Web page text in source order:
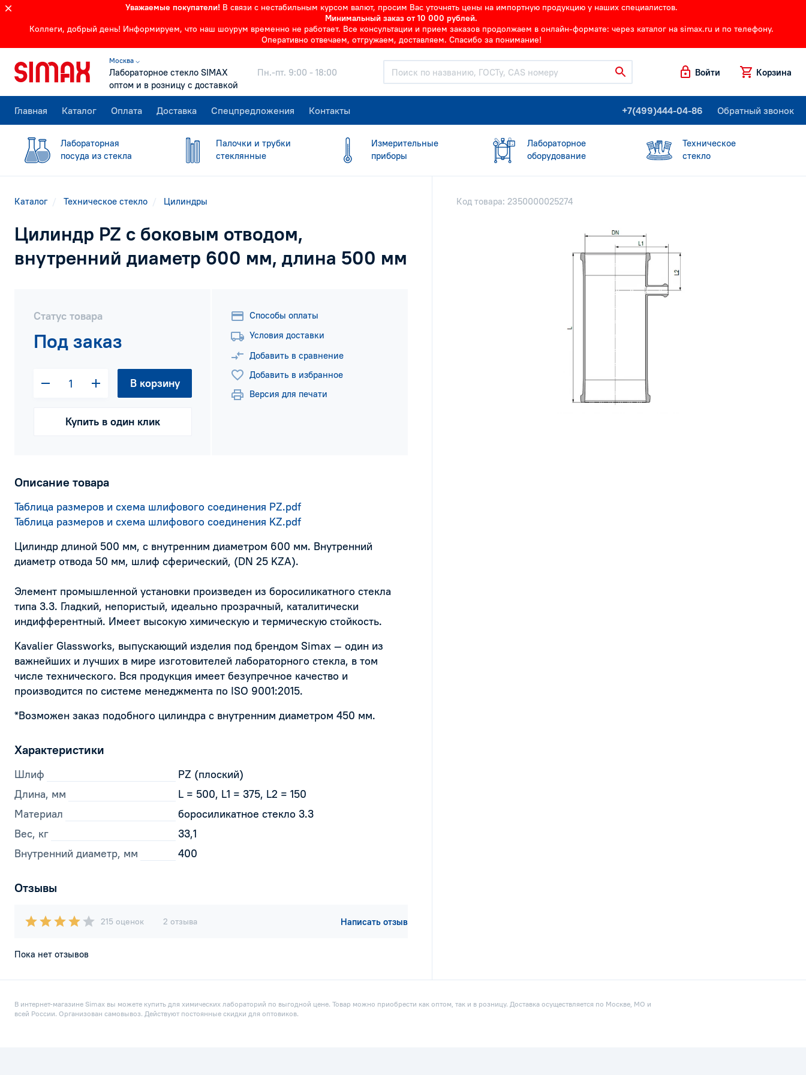
Уважаемые покупатели! В связи с нестабильным курсом валют, просим Вас уточнять цены на импортную продукцию у наших специалистов.
Минимальный заказ от 10 000 рублей.
Коллеги, добрый день! Информируем, что наш шоурум временно не работает. Все консультации и прием заказов продолжаем в онлайн-формате: через каталог на simax.ru и по телефону.
Оперативно отвечаем, отгружаем, доставляем. Спасибо за понимание!
Москва ⌵
Лабораторное стекло SIMAX
оптом и в розницу с доставкой
Пн.-пт. 9:00 - 18:00 Войти Корзина
Главная Каталог Оплата Доставка Спецпредложения Контакты +7(499)444-04-86 Обратный звонок
Лабораторная
посуда из стекла
Палочки и трубки
стеклянные
Измерительные
приборы
Лабораторное
оборудование
Техническое
стекло
Каталог Техническое стекло Цилиндры
Цилиндр PZ с боковым отводом,
внутренний диаметр 600 мм, длина 500 мм
Статус товара
Под заказ
В корзину
Купить в один клик
Способы оплаты
Условия доставки
Добавить в сравнение
Добавить в избранное
Версия для печати
Описание товара
Таблица размеров и схема шлифового соединения PZ.pdf
Таблица размеров и схема шлифового соединения KZ.pdf
Цилиндр длиной 500 мм, с внутренним диаметром 600 мм. Внутренний
диаметр отвода 50 мм, шлиф сферический, (DN 25 KZA).
Элемент промышленной установки произведен из боросиликатного стекла
типа 3.3. Гладкий, непористый, идеально прозрачный, каталитически
индифферентный. Имеет высокую химическую и термическую стойкость.
Kavalier Glassworks, выпускающий изделия под брендом Simax — один из
важнейших и лучших в мире изготовителей лабораторного стекла, в том
числе технического. Вся продукция имеет безупречное качество и
производится по системе менеджмента по ISO 9001:2015.
*Возможен заказ подобного цилиндра с внутренним диаметром 450 мм.
Характеристики
Шлиф
PZ (плоский)
Длина, мм
L = 500, L1 = 375, L2 = 150
Материал
боросиликатное стекло 3.3
Вес, кг
33,1
Внутренний диаметр, мм
400
Отзывы
215 оценок 2 отзыва Написать отзыв
Пока нет отзывов
Код товара: 2350000025274
В интернет-магазине Simax вы можете купить для химических лабораторий по выгодной цене. Товар можно приобрести как оптом, так и в розницу. Доставка осуществляется по Москве, МО и
всей России. Организован самовывоз. Действуют постоянные скидки для оптовиков.